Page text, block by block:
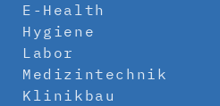
E-Health
Hygiene
Labor
Medizintechnik
Klinikbau